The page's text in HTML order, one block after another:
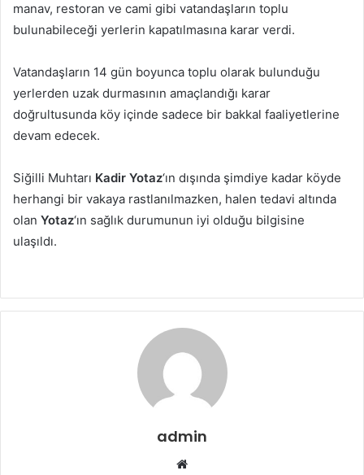
manav, restoran ve cami gibi vatandaşların toplu
bulunabileceği yerlerin kapatılmasına karar verdi.
Vatandaşların 14 gün boyunca toplu olarak bulunduğu
yerlerden uzak durmasının amaçlandığı karar
doğrultusunda köy içinde sadece bir bakkal faaliyetlerine
devam edecek.
Siğilli Muhtarı Kadir Yotaz‘ın dışında şimdiye kadar köyde
herhangi bir vakaya rastlanılmazken, halen tedavi altında
olan Yotaz‘ın sağlık durumunun iyi olduğu bilgisine
ulaşıldı.
admin
Web